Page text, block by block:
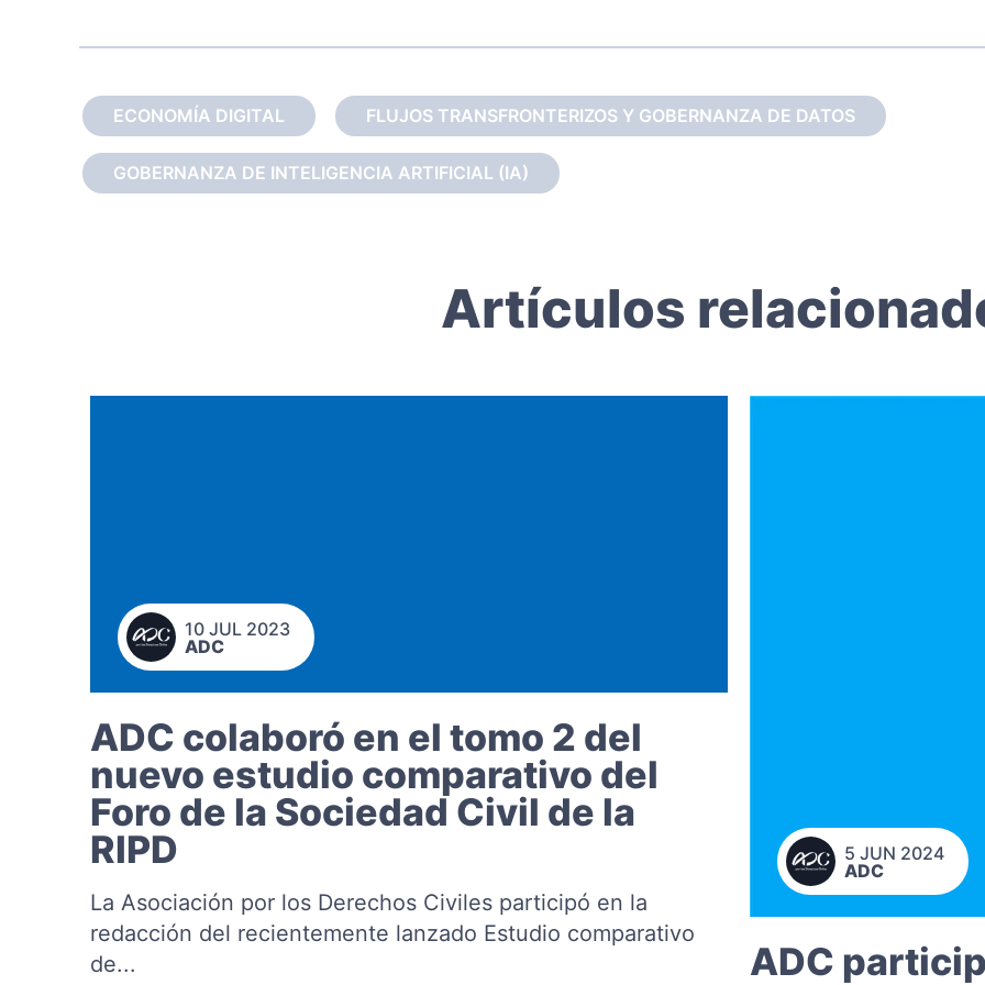
ECONOMÍA DIGITAL FLUJOS TRANSFRONTERIZOS Y GOBERNANZA DE DATOS
GOBERNANZA DE INTELIGENCIA ARTIFICIAL (IA)
Artículos
10 JUL 2023
ADC
ADC colaboró en el tomo 2 del
nuevo estudio comparativo del
Foro de la Sociedad Civil de la
RIPD
La Asociación por los Derechos Civiles participó en la
redacción del recientemente lanzado Estudio comparativo
de...
5 JUN 2024
ADC
ADC